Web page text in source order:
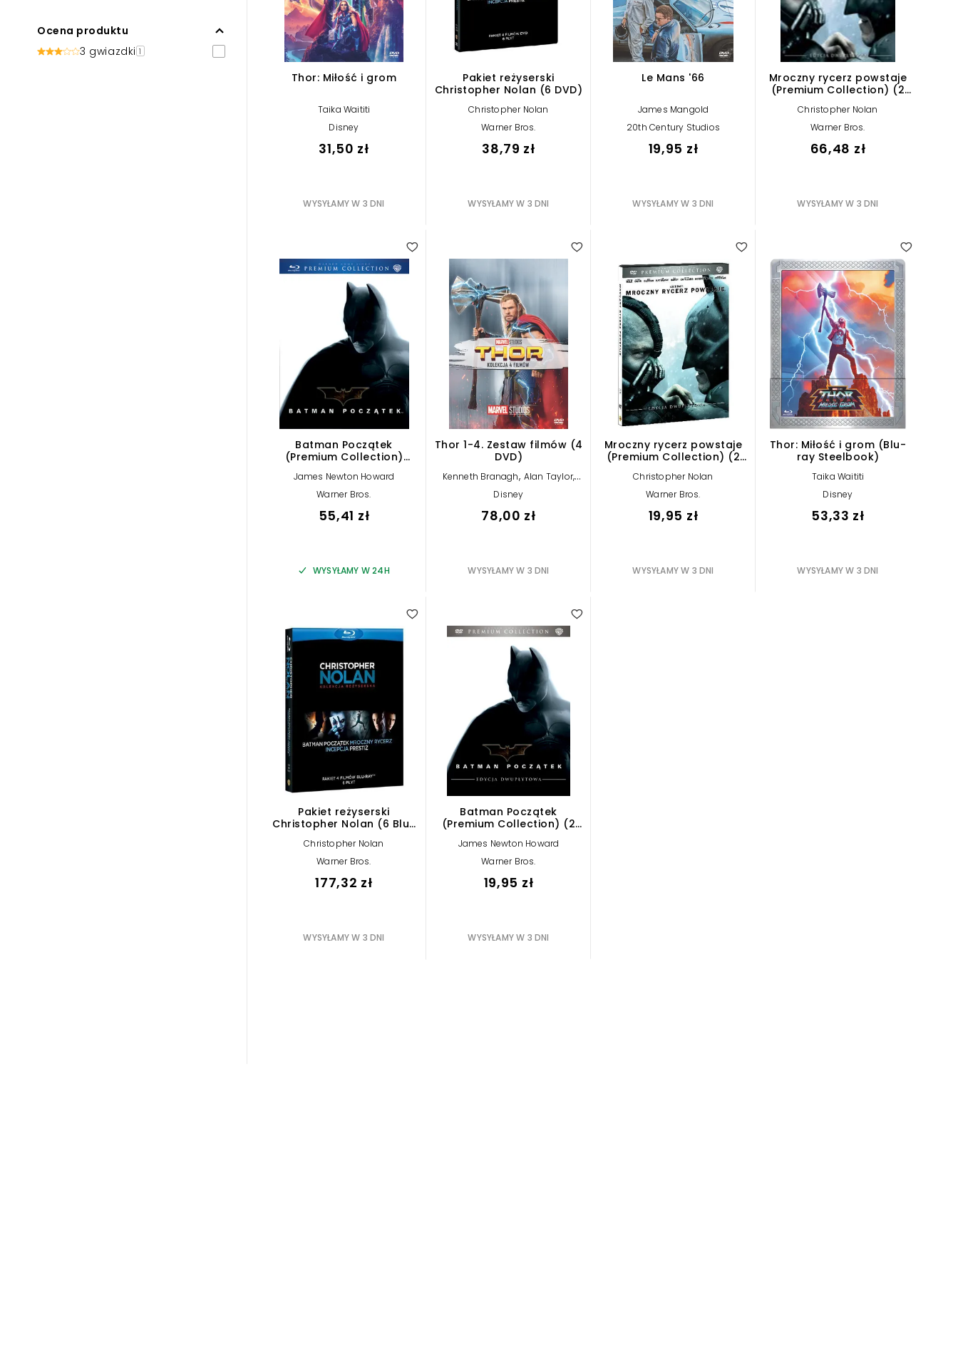
Ocena produktu
3 gwiazdki 1
Thor: Miłość i grom
Taika Waititi
Disney
31,50 zł
WYSYŁAMY W 3 DNI
Pakiet reżyserski
Christopher Nolan (6 DVD)
Christopher Nolan
Warner Bros.
38,79 zł
WYSYŁAMY W 3 DNI
Le Mans '66
James Mangold
20th Century Studios
19,95 zł
WYSYŁAMY W 3 DNI
Mroczny rycerz powstaje
(Premium Collection) (2
Christopher Nolan
Warner Bros.
66,48 zł
WYSYŁAMY W 3 DNI
Batman Początek
(Premium Collection)
James Newton Howard
Warner Bros.
55,41 zł
WYSYŁAMY W 24H
Thor 1-4. Zestaw filmów (4
DVD)
Kenneth Branagh, Alan Taylor,
Taika Waititi
Disney
78,00 zł
WYSYŁAMY W 3 DNI
Mroczny rycerz powstaje
(Premium Collection) (2
Christopher Nolan
Warner Bros.
19,95 zł
WYSYŁAMY W 3 DNI
Thor: Miłość i grom (Blu-
ray Steelbook)
Taika Waititi
Disney
53,33 zł
WYSYŁAMY W 3 DNI
Pakiet reżyserski
Christopher Nolan (6 Blu-
Christopher Nolan
Warner Bros.
177,32 zł
WYSYŁAMY W 3 DNI
Batman Początek
(Premium Collection) (2
James Newton Howard
Warner Bros.
19,95 zł
WYSYŁAMY W 3 DNI